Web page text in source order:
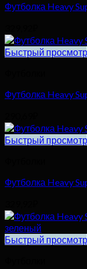
Футболка Heavy
Быстрый просмотр
Футболка Heavy
Быстрый просмотр
Футболка Heavy
Быстрый просмотр